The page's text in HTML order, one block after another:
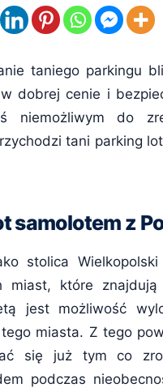
taniego parkingu
dobrej cenie i
niemożliwym do
tani parking
samolotem z
stolica
miast, które
jest możliwość
tego miasta. Z tego
się już tym co
podczas